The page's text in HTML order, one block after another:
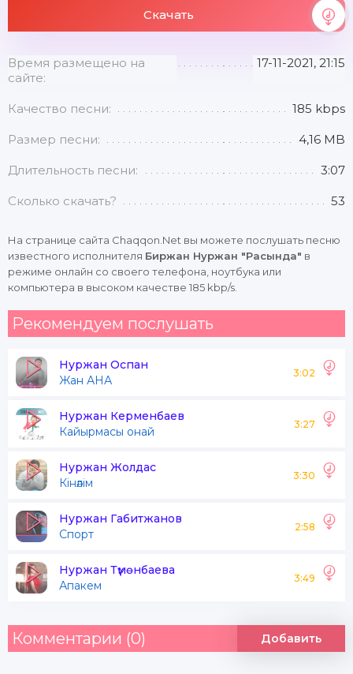
Скачать
Время размещено на
сайте:
17-11-2021, 21:15
Качество песни: 185 kbps
Размер песни: 4,16 MB
Длительность песни: 3:07
Сколько скачать? 53
На странице сайта Chaqqon.Net вы можете послушать песню
известного исполнителя Биржан Нуржан "Расында" в
режиме онлайн со своего телефона, ноутбука или
компьютера в высоком качестве 185 kbp/s.
Рекомендуем послушать
Нуржан Оспан
Жан АНА
3:02
Нуржан Керменбаев
Кайырмасы онай
3:27
Нуржан Жолдас
Кінәлім
3:30
Нуржан Габитжанов
Спорт
2:58
Нуржан Түмөнбаева
Апакем
3:49
Комментарии (0) Добавить